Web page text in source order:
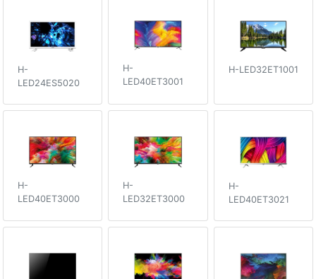
H-
LED24ES5020
H-
LED40ET3001
H-LED32ET1001
H-
LED40ET3000
H-
LED32ET3000
H-
LED40ET3021